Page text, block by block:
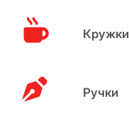
Кружки
Ручки